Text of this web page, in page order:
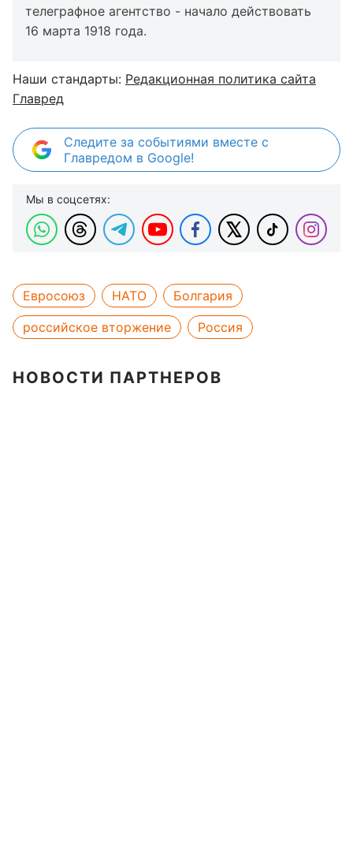
телеграфное агентство - начало действовать
16 марта 1918 года.
Наши стандарты: Редакционная политика сайта
Главред
Следите за событиями вместе с
Главредом в Google!
Мы в соцсетях:
Евросоюз НАТО
Болгария
российское вторжение
Россия
НОВОСТИ ПАРТНЕРОВ